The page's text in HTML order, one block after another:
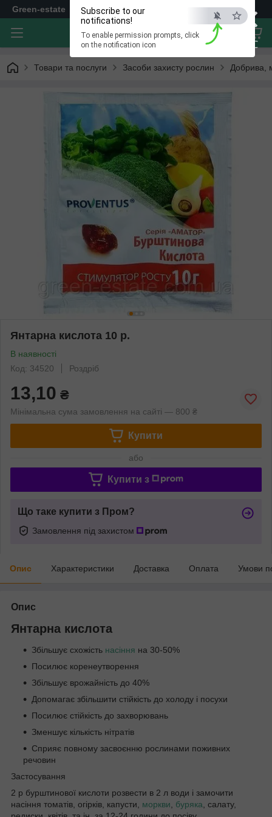
×
ESC
Subscribe to our
notifications!
To enable permission prompts, click
on the notification icon
Green-estate
Товари та послуги Засоби захисту рослин Добрива,
Янтарна кислота 10 р.
В наявності
Код: 34520
Роздріб
13,10 ₴
Мінімальна сума замовлення на сайті — 800 ₴
Купити
або
Купити з
Що таке купити з Пром?
Замовлення під захистом
Опис Характеристики Доставка Оплата Умови
Опис
Янтарна кислота
Збільшує схожість насіння на 30-50%
Посилює коренеутворення
Збільшує врожайність до 40%
Допомагає збільшити стійкість до холоду і посухи
Посилює стійкість до захворювань
Зменшує кількість нітратів
Сприяє повному засвоєнню рослинами поживних
речовин
Застосування
2 р бурштинової кислоти розвести в 2 л води і замочити
насіння томатів, огірків, капусти, моркви, буряка, салату,